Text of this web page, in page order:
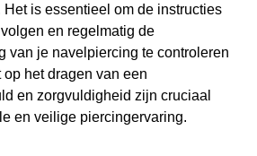
Het is essentieel om de instructies
en regelmatig de
van je navelpiercing te controleren
het dragen van een
en zorgvuldigheid zijn cruciaal
en veilige piercingervaring.